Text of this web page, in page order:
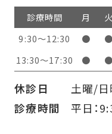
診療時間 月 火
9:30～12:30
● ●
13:30〜17:30
● ●
休診日
土曜/
診療時間
平日：